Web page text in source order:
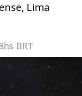
Lima
BRT